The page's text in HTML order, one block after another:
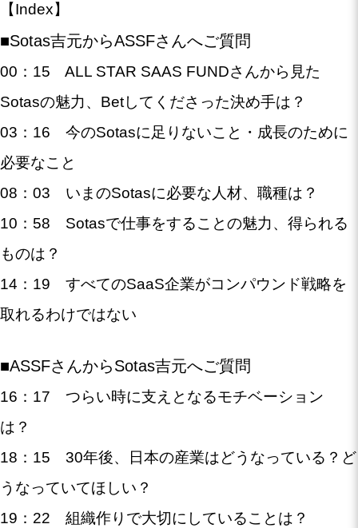
【Index】
■Sotas吉元からASSFさんへご質問
00：15 ALL STAR SAAS FUNDさんから見た
Sotasの魅力、Betしてくださった決め手は？
03：16 今のSotasに足りないこと・成長のために
必要なこと
08：03 いまのSotasに必要な人材、職種は？
10：58 Sotasで仕事をすることの魅力、得られる
ものは？
14：19 すべてのSaaS企業がコンパウンド戦略を
取れるわけではない
■ASSFさんからSotas吉元へご質問
16：17 つらい時に支えとなるモチベーション
は？
18：15 30年後、日本の産業はどうなっている？ど
うなっていてほしい？
19：22 組織作りで大切にしていることは？